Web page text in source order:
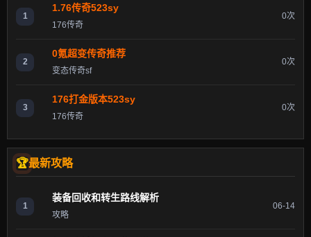
1
1.76传奇523sy
176传奇
0次
2
0氪超变传奇推荐
变态传奇sf
0次
3
176打金版本523sy
176传奇
0次
最新攻略
1
装备回收和转生路线解析
攻略
06-14